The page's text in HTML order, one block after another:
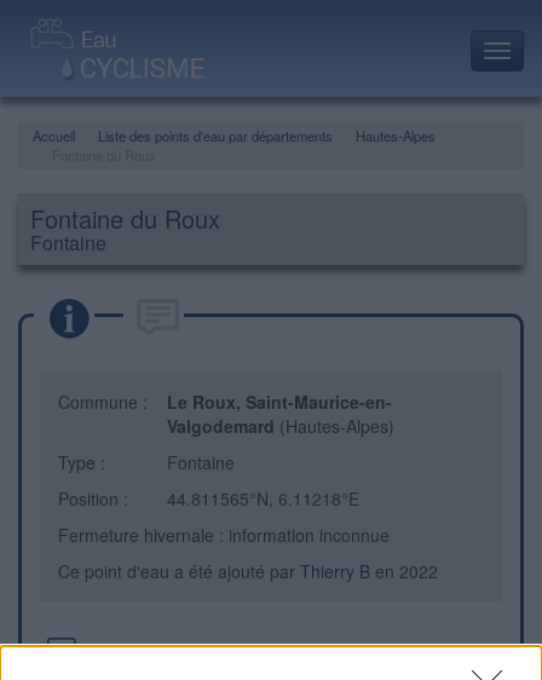
Accueil Liste des points d'eau par départements
Hautes-Alpes
Fontaine du Roux
Fontaine
Commune :
Le Roux, Saint-Maurice-en-
Valgodemard (Hautes-Alpes)
Type :
Fontaine
Position :
44.811565°N, 6.11218°E
Fermeture hivernale : information inconnue
Ce point d'eau a été ajouté par Thierry B en 2022